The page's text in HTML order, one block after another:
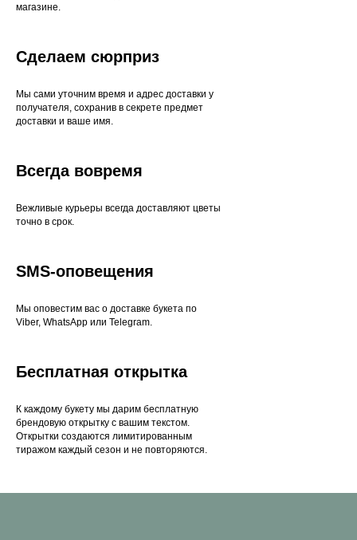
магазине.
Сделаем сюрприз
Мы сами уточним время и адрес доставки у
получателя, сохранив в секрете предмет
доставки и ваше имя.
Всегда вовремя
Вежливые курьеры всегда доставляют цветы
точно в срок.
SMS-оповещения
Мы оповестим вас о доставке букета по
Viber, WhatsApp или Telegram.
Бесплатная открытка
К каждому букету мы дарим бесплатную
брендовую открытку с вашим текстом.
Открытки создаются лимитированным
тиражом каждый сезон и не повторяются.